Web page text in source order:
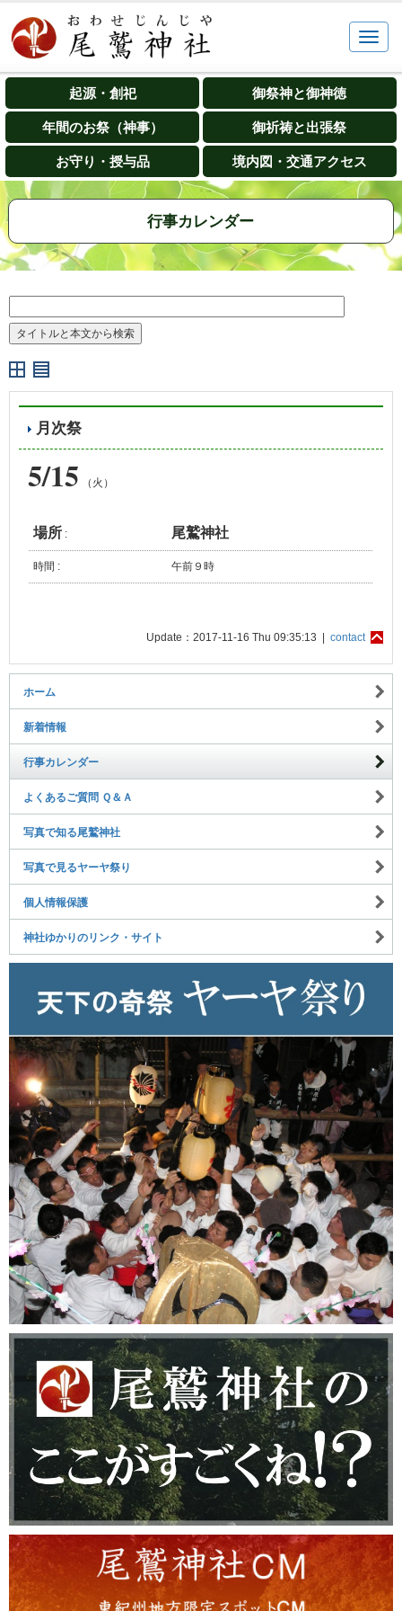
起源・創祀 御祭神と御神徳
年間のお祭（神事） 御祈祷と出張祭
お守り・授与品 境内図・交通アクセス
行事カレンダー
月次祭
5/15 （火）
場所 : 尾鷲神社
時間 : 午前９時
Update：2017-11-16 Thu 09:35:13 | contact
ホーム
新着情報
行事カレンダー
よくあるご質問 Ｑ＆Ａ
写真で知る尾鷲神社
写真で見るヤーヤ祭り
個人情報保護
神社ゆかりのリンク・サイト